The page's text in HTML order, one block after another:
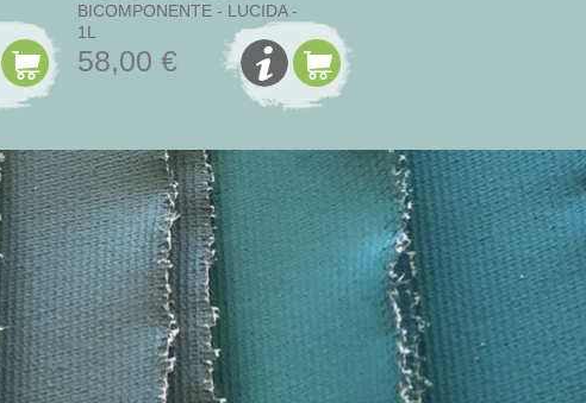
BICOMPONENTE - LUCIDA -
1L
58,00 €